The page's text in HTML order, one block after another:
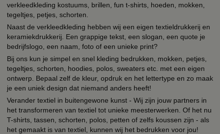
verkleedkleding kostuums, brillen, fun t-shirts, hoeden, mokken,
tegeltjes, petjes, schorten.
Naast de verkleedkleding hebben wij een eigen textieldrukkerij en
keramiekdrukkerij. Een grappige tekst, een slogan, een quote je
bedrijfslogo, een naam, foto of een unieke print?
Bij ons kun je simpel en snel kleding bedrukken, mokken, petjes,
tegeltjes, schorten, hoodies, polos, sweaters etc. met een eigen
ontwerp. Bepaal zelf de kleur, opdruk en het lettertype en zo maak
je een uniek design dat niemand anders heeft!
Verander textiel in buitengewone kunst - Wij zijn jouw partners in
het transformeren van textiel tot unieke meesterwerken. Of het nu
T-shirts, tassen, schorten, polos, petten of zelfs koussen zijn - als
het gemaakt is van textiel, kunnen wij het bedrukken voor jou!